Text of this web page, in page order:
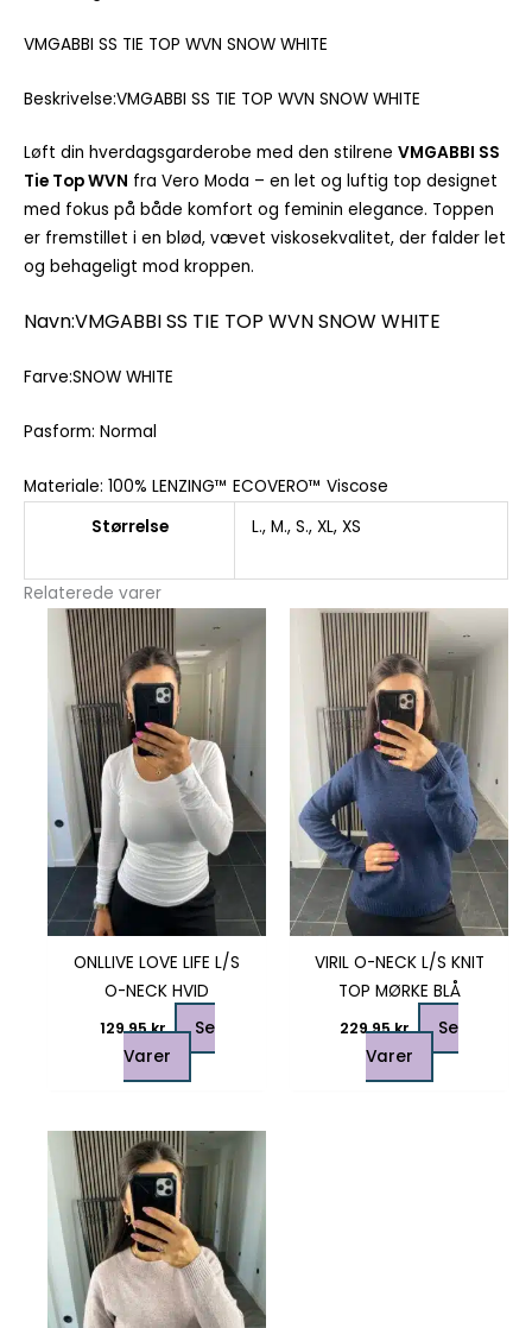
VMGABBI SS TIE TOP WVN SNOW WHITE
Beskrivelse:VMGABBI SS TIE TOP WVN SNOW WHITE
Løft din hverdagsgarderobe med den stilrene VMGABBI SS
Tie Top WVN fra Vero Moda – en let og luftig top designet
med fokus på både komfort og feminin elegance. Toppen
er fremstillet i en blød, vævet viskosekvalitet, der falder let
og behageligt mod kroppen.
Navn:VMGABBI SS TIE TOP WVN SNOW WHITE
Farve:SNOW WHITE
Pasform: Normal
Materiale: 100% LENZING™ ECOVERO™ Viscose
Størrelse
L., M., S., XL, XS
Relaterede varer
ONLLIVE LOVE LIFE L/S
O-NECK HVID
129,95kr.
Se
Varer
Dette
vare
har
flere
varianter.
Mulighederne
kan
vælges
på
varesiden
VIRIL O-NECK L/S KNIT
TOP MØRKE BLÅ
229,95kr.
Se
Varer
Dette
vare
har
flere
varianter.
kan
vælges
på
varesiden
Dette
vare
har
flere
varianter.
Mulighederne
kan